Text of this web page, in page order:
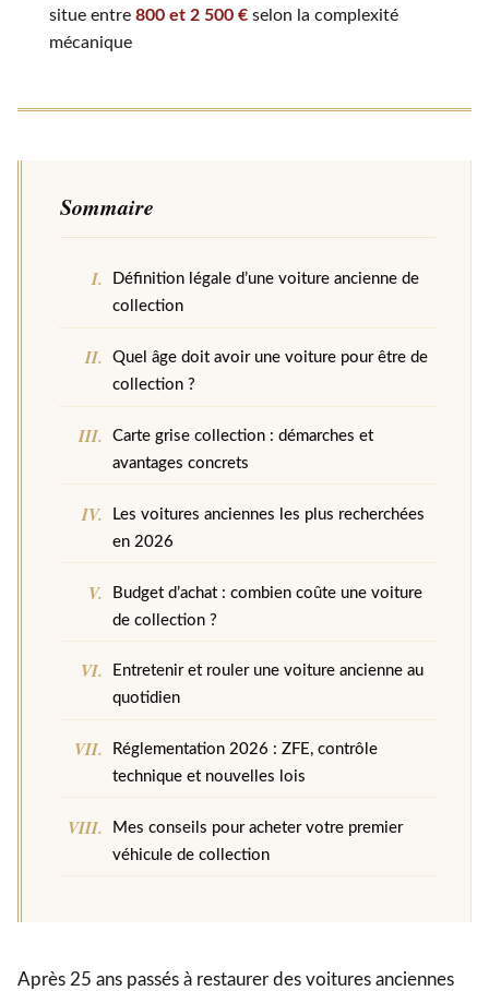
situe entre 800 et 2 500 €selon la complexité
mécanique
Sommaire
Définition légale d’une voiture ancienne de
collection
Quel âge doit avoir une voiture pour être de
collection ?
Carte grise collection : démarches et
avantages concrets
Les voitures anciennes les plus recherchées
en 2026
Budget d’achat : combien coûte une voiture
de collection ?
Entretenir et rouler une voiture ancienne au
quotidien
Réglementation 2026 : ZFE, contrôle
technique et nouvelles lois
Mes conseils pour acheter votre premier
véhicule de collection
Après 25 ans passés à restaurer des voitures anciennes